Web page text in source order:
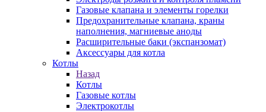
Газовые клапана и элементы горелки
Предохранительные клапана, краны
наполнения, магниевые аноды
Расширительные баки (экспанзомат)
Аксессуары для котла
Котлы
Назад
Котлы
Газовые котлы
Электрокотлы